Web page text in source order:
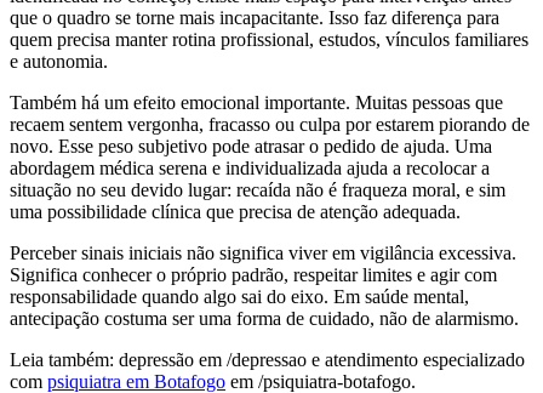
que o quadro se torne mais incapacitante. Isso faz diferença para
quem precisa manter rotina profissional, estudos, vínculos familiares
e autonomia.
Também há um efeito emocional importante. Muitas pessoas que
recaem sentem vergonha, fracasso ou culpa por estarem piorando de
novo. Esse peso subjetivo pode atrasar o pedido de ajuda. Uma
abordagem médica serena e individualizada ajuda a recolocar a
situação no seu devido lugar: recaída não é fraqueza moral, e sim
uma possibilidade clínica que precisa de atenção adequada.
Perceber sinais iniciais não significa viver em vigilância excessiva.
Significa conhecer o próprio padrão, respeitar limites e agir com
responsabilidade quando algo sai do eixo. Em saúde mental,
antecipação costuma ser uma forma de cuidado, não de alarmismo.
Leia também: depressão em /depressao e atendimento especializado
com psiquiatra em Botafogo em /psiquiatra-botafogo.